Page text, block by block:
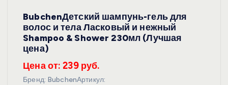
BubchenДетский шампунь-гель для
волос и тела Ласковый и нежный
Shampoo & Shower 230мл (Лучшая
цена)
Цена от: 239 руб.
Бренд: BubchenАртикул: